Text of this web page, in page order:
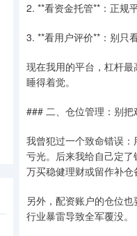
2. **看资金托管**：正规
3. **看用户评价**：别只
现在我用的平台，杠杆
睡得着觉。
### 二、仓位管理：别
我曾犯过一个致命错误
亏光。后来我给自己定了
万买稳健理财或留作补仓
另外，配资账户的仓位
行业暴雷导致全军覆没。